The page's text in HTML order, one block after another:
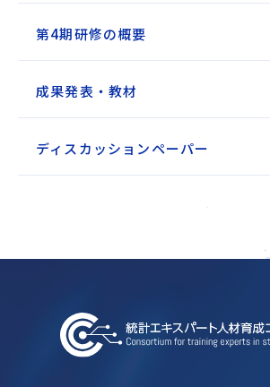
第4期研修の概要
成果発表・教材
ディスカッションペーパー